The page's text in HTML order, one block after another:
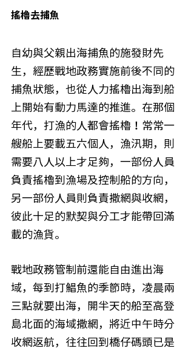
搖櫓去捕魚
自幼與父親出海捕魚的施發財先
生，經歷戰地政務實施前後不同的
捕魚狀態，也從人力搖櫓出海到船
上開始有動力馬達的推進。在那個
年代，打漁的人都會搖櫓！常常一
艘船上要載五六個人，漁汛期，則
需要八人以上才足夠，一部份人員
負責搖櫓到漁場及控制船的方向，
另一部份人員則負責撒網與收網，
彼此十足的默契與分工才能帶回滿
載的漁貨。
戰地政務管制前還能自由進出海
域，每到打鯧魚的季節時，凌晨兩
三點就要出海，開半天的船至高登
島北面的海域撒網，將近中午時分
收網返航，往往回到橋仔碼頭已是